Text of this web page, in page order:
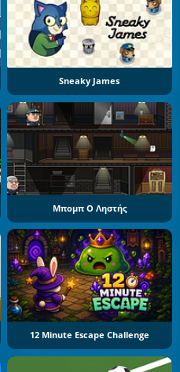
Sneaky James
Μπομπ Ο Ληστής
12 Minute Escape Challenge